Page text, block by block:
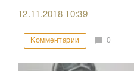
12.11.2018 10:39
Комментарии 0